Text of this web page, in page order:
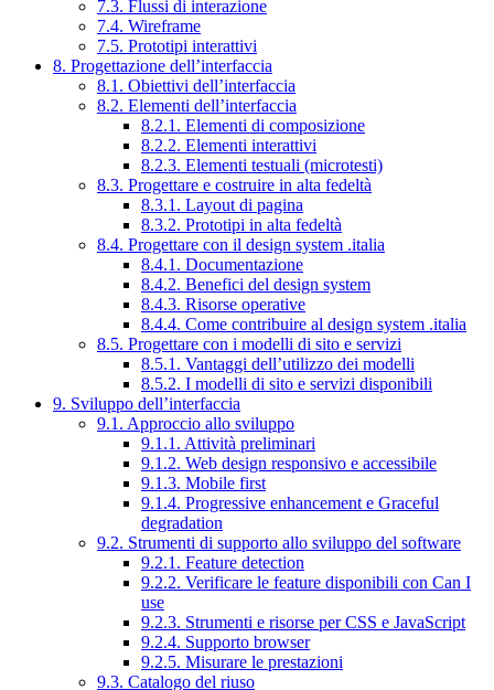
7.3. Flussi di interazione
7.4. Wireframe
7.5. Prototipi interattivi
8. Progettazione dell’interfaccia
8.1. Obiettivi dell’interfaccia
8.2. Elementi dell’interfaccia
8.2.1. Elementi di composizione
8.2.2. Elementi interattivi
8.2.3. Elementi testuali (microtesti)
8.3. Progettare e costruire in alta fedeltà
8.3.1. Layout di pagina
8.3.2. Prototipi in alta fedeltà
8.4. Progettare con il design system .italia
8.4.1. Documentazione
8.4.2. Benefici del design system
8.4.3. Risorse operative
8.4.4. Come contribuire al design system .italia
8.5. Progettare con i modelli di sito e servizi
8.5.1. Vantaggi dell’utilizzo dei modelli
8.5.2. I modelli di sito e servizi disponibili
9. Sviluppo dell’interfaccia
9.1. Approccio allo sviluppo
9.1.1. Attività preliminari
9.1.2. Web design responsivo e accessibile
9.1.3. Mobile first
9.1.4. Progressive enhancement e Graceful
degradation
9.2. Strumenti di supporto allo sviluppo del software
9.2.1. Feature detection
9.2.2. Verificare le feature disponibili con Can I
use
9.2.3. Strumenti e risorse per CSS e JavaScript
9.2.4. Supporto browser
9.2.5. Misurare le prestazioni
9.3. Catalogo del riuso